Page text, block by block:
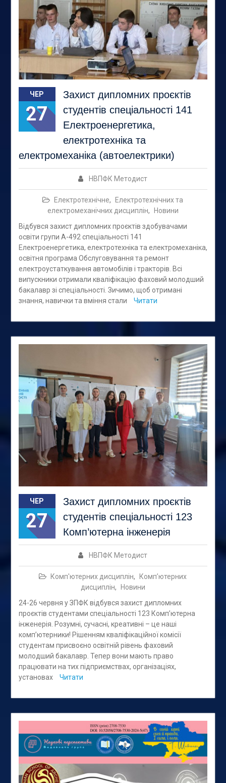
ЧЕР
27
Захист дипломних проєктів
студентів спеціальності 141
Електроенергетика,
електротехніка та
електромеханіка (автоелектрики)
НВПФК Методист
Електротехнічне,
Електротехнічних та
електромеханічних дисциплін,
Новини
Відбувся захист дипломних проєктів здобувачами
освіти групи А-492 спеціальності 141
Електроенергетика, електротехніка та електромеханіка,
освітня програма Обслуговування та ремонт
електроустаткування автомобілів і тракторів. Всі
випускники отримали кваліфікацію фаховий молодший
бакалавр зі спеціальності. Зичимо, щоб отримані
знання, навички та вміння стали
Читати
ЧЕР
27
Захист дипломних проєктів
студентів спеціальності 123
Комп’ютерна інженерія
НВПФК Методист
Комп'ютерних дисциплін,
Комп’ютерних
дисциплін,
Новини
24-26 червня у ЗПФК відбувся захист дипломних
проєктів студентами спеціальності 123 Комп’ютерна
інженерія. Розумні, сучасні, креативні – це наші
компʼютерники! Рішенням кваліфікаційної комісії
студентам присвоєно освітній рівень фаховий
молодший бакалавр. Тепер вони мають право
працювати на тих підприємствах, організаціях,
установах
Читати